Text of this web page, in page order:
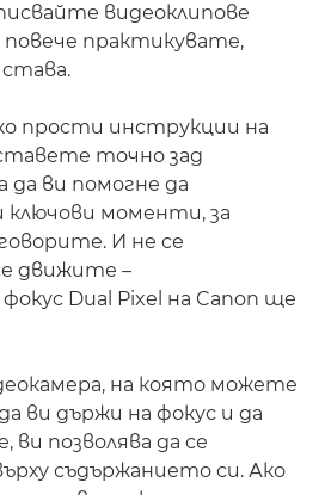
видеоклипове
практикувате,
прости инструкции на
точно зад
да ви помогне да
ключови моменти, за
И не се
движите –
Dual Pixel на Canon ще
на която можете
ви държи на фокус и да
ви позволява да се
съдържанието си. Ако